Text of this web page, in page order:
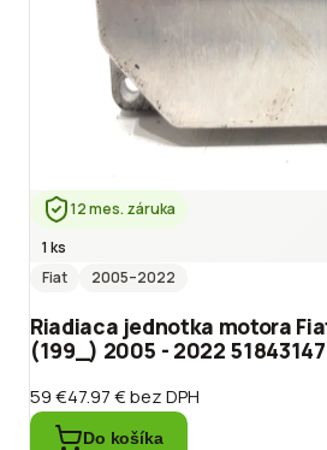
12 mes. záruka
1 ks
Fiat
2005–2022
Riadiaca jednotka motora
(199_) 2005 - 2022 51843147
59 €47.97 €bez DPH
Do košíka